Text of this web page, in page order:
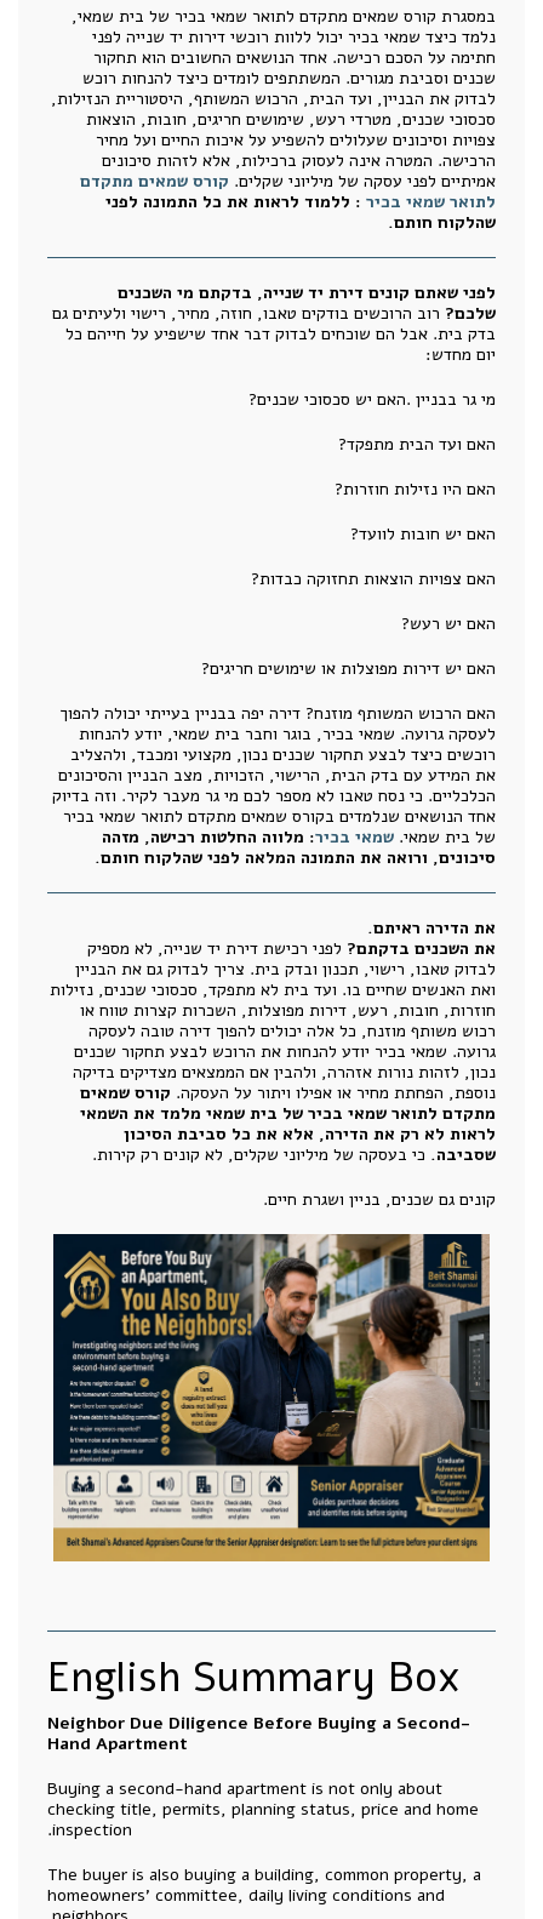
במסגרת קורס שמאים מתקדם לתואר שמאי בכיר של בית שמאי,
נלמד כיצד שמאי בכיר יכול ללוות רוכשי דירות יד שנייה לפני
חתימה על הסכם רכישה. אחד הנושאים החשובים הוא תחקור
שכנים וסביבת מגורים. המשתתפים לומדים כיצד להנחות רוכש
לבדוק את הבניין, ועד הבית, הרכוש המשותף, היסטוריית הנזילות,
סכסוכי שכנים, מטרדי רעש, שימושים חריגים, חובות, הוצאות
צפויות וסיכונים שעלולים להשפיע על איכות החיים ועל מחיר
הרכישה. המטרה אינה לעסוק ברכילות, אלא לזהות סיכונים
אמיתיים לפני עסקה של מיליוני שקלים. קורס שמאים מתקדם
לתואר שמאי בכיר : ללמוד לראות את כל התמונה לפני
שהלקוח חותם.
לפני שאתם קונים דירת יד שנייה, בדקתם מי השכנים
שלכם? רוב הרוכשים בודקים טאבו, חוזה, מחיר, רישוי ולעיתים גם
בדק בית. אבל הם שוכחים לבדוק דבר אחד שישפיע על חייהם כל
יום מחדש:
מי גר בבניין .האם יש סכסוכי שכנים?
האם ועד הבית מתפקד?
האם היו נזילות חוזרות?
האם יש חובות לוועד?
האם צפויות הוצאות תחזוקה כבדות?
האם יש רעש?
האם יש דירות מפוצלות או שימושים חריגים?
האם הרכוש המשותף מוזנח? דירה יפה בבניין בעייתי יכולה להפוך
לעסקה גרועה. שמאי בכיר, בוגר וחבר בית שמאי, יודע להנחות
רוכשים כיצד לבצע תחקור שכנים נכון, מקצועי ומכבד, ולהצליב
את המידע עם בדק הבית, הרישוי, הזכויות, מצב הבניין והסיכונים
הכלכליים. כי נסח טאבו לא מספר לכם מי גר מעבר לקיר. וזה בדיוק
אחד הנושאים שנלמדים בקורס שמאים מתקדם לתואר שמאי בכיר
של בית שמאי. שמאי בכיר: מלווה החלטות רכישה, מזהה
סיכונים, ורואה את התמונה המלאה לפני שהלקוח חותם.
את הדירה ראיתם.
את השכנים בדקתם? לפני רכישת דירת יד שנייה, לא מספיק
לבדוק טאבו, רישוי, תכנון ובדק בית. צריך לבדוק גם את הבניין
ואת האנשים שחיים בו. ועד בית לא מתפקד, סכסוכי שכנים, נזילות
חוזרות, חובות, רעש, דירות מפוצלות, השכרות קצרות טווח או
רכוש משותף מוזנח, כל אלה יכולים להפוך דירה טובה לעסקה
גרועה. שמאי בכיר יודע להנחות את הרוכש לבצע תחקור שכנים
נכון, לזהות נורות אזהרה, ולהבין אם הממצאים מצדיקים בדיקה
נוספת, הפחתת מחיר או אפילו ויתור על העסקה. קורס שמאים
מתקדם לתואר שמאי בכיר של בית שמאי מלמד את השמאי
לראות לא רק את הדירה, אלא את כל סביבת הסיכון
שסביבה. כי בעסקה של מיליוני שקלים, לא קונים רק קירות.
קונים גם שכנים, בניין ושגרת חיים.
English Summary Box
Neighbor Due Diligence Before Buying a Second-
Hand Apartment
Buying a second-hand apartment is not only about
checking title, permits, planning status, price and home
inspection.
The buyer is also buying a building, common property, a
homeowners’ committee, daily living conditions and